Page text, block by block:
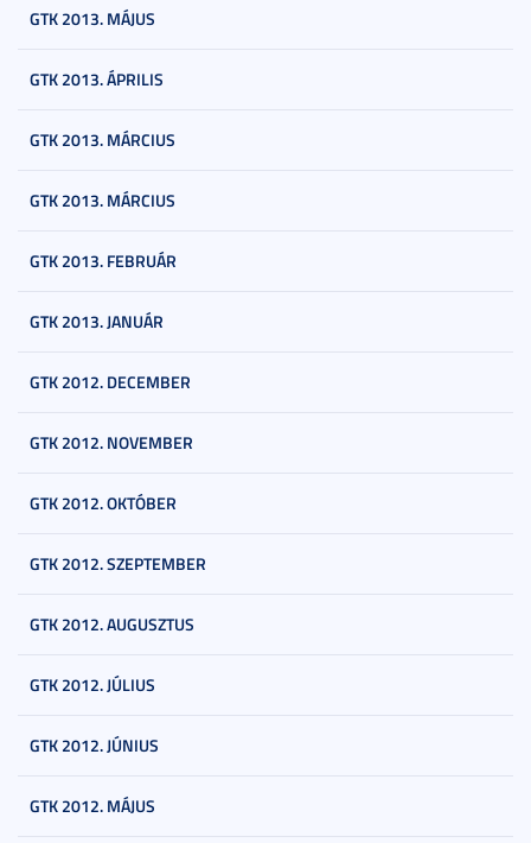
GTK 2013. MÁJUS
GTK 2013. ÁPRILIS
GTK 2013. MÁRCIUS
GTK 2013. MÁRCIUS
GTK 2013. FEBRUÁR
GTK 2013. JANUÁR
GTK 2012. DECEMBER
GTK 2012. NOVEMBER
GTK 2012. OKTÓBER
GTK 2012. SZEPTEMBER
GTK 2012. AUGUSZTUS
GTK 2012. JÚLIUS
GTK 2012. JÚNIUS
GTK 2012. MÁJUS